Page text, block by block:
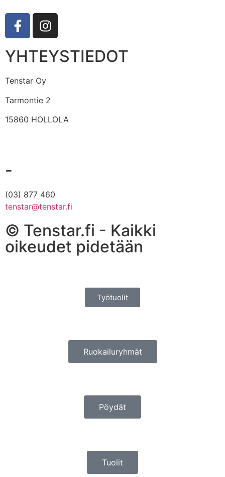
YHTEYSTIEDOT
Tenstar Oy
Tarmontie 2
15860 HOLLOLA
-
(03) 877 460
tenstar@tenstar.fi
© Tenstar.fi - Kaikki
oikeudet pidetään
Työtuolit
Ruokailuryhmät
Pöydät
Tuolit